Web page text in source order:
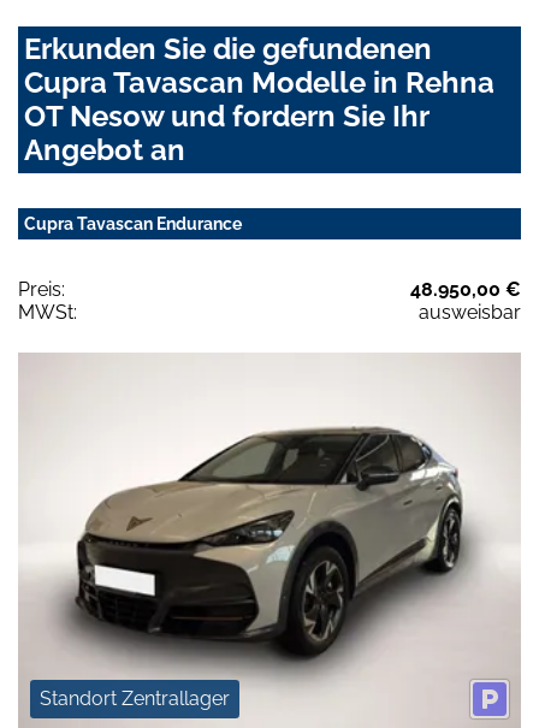
Erkunden Sie die gefundenen
Cupra Tavascan Modelle in Rehna
OT Nesow und fordern Sie Ihr
Angebot an
Cupra Tavascan Endurance
Preis:
48.950,00 €
MWSt:
ausweisbar
Standort Zentrallager